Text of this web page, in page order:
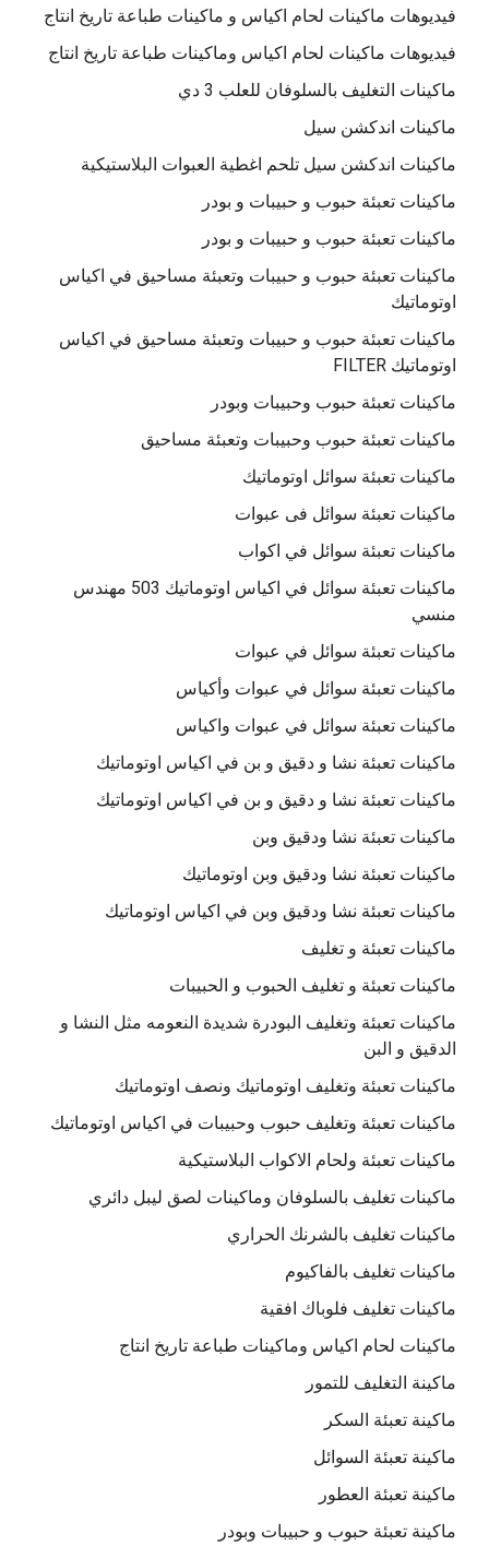
فيديوهات ماكينات لحام اكياس و ماكينات طباعة تاريخ انتاج
فيديوهات ماكينات لحام اكياس وماكينات طباعة تاريخ انتاج
ماكينات التغليف بالسلوفان للعلب 3 دي
ماكينات اندكشن سيل
ماكينات اندكشن سيل تلحم اغطية العبوات البلاستيكية
ماكينات تعبئة حبوب و حبيبات و بودر
ماكينات تعبئة حبوب و حبيبات و بودر
ماكينات تعبئة حبوب و حبيبات وتعبئة مساحيق في اكياس
اوتوماتيك
ماكينات تعبئة حبوب و حبيبات وتعبئة مساحيق في اكياس
اوتوماتيك FILTER
ماكينات تعبئة حبوب وحبيبات وبودر
ماكينات تعبئة حبوب وحبيبات وتعبئة مساحيق
ماكينات تعبئة سوائل اوتوماتيك
ماكينات تعبئة سوائل فى عبوات
ماكينات تعبئة سوائل في اكواب
ماكينات تعبئة سوائل في اكياس اوتوماتيك 503 مهندس
منسي
ماكينات تعبئة سوائل في عبوات
ماكينات تعبئة سوائل في عبوات وأكياس
ماكينات تعبئة سوائل في عبوات واكياس
ماكينات تعبئة نشا و دقيق و بن في اكياس اوتوماتيك
ماكينات تعبئة نشا و دقيق و بن في اكياس اوتوماتيك
ماكينات تعبئة نشا ودقيق وبن
ماكينات تعبئة نشا ودقيق وبن اوتوماتيك
ماكينات تعبئة نشا ودقيق وبن في اكياس اوتوماتيك
ماكينات تعبئة و تغليف
ماكينات تعبئة و تغليف الحبوب و الحبيبات
ماكينات تعبئة وتغليف البودرة شديدة النعومه مثل النشا و
الدقيق و البن
ماكينات تعبئة وتغليف اوتوماتيك ونصف اوتوماتيك
ماكينات تعبئة وتغليف حبوب وحبيبات في اكياس اوتوماتيك
ماكينات تعبئة ولحام الاكواب البلاستيكية
ماكينات تغليف بالسلوفان وماكينات لصق ليبل دائري
ماكينات تغليف بالشرنك الحراري
ماكينات تغليف بالفاكيوم
ماكينات تغليف فلوباك افقية
ماكينات لحام اكياس وماكينات طباعة تاريخ انتاج
ماكينة التغليف للتمور
ماكينة تعبئة السكر
ماكينة تعبئة السوائل
ماكينة تعبئة العطور
ماكينة تعبئة حبوب و حبيبات وبودر